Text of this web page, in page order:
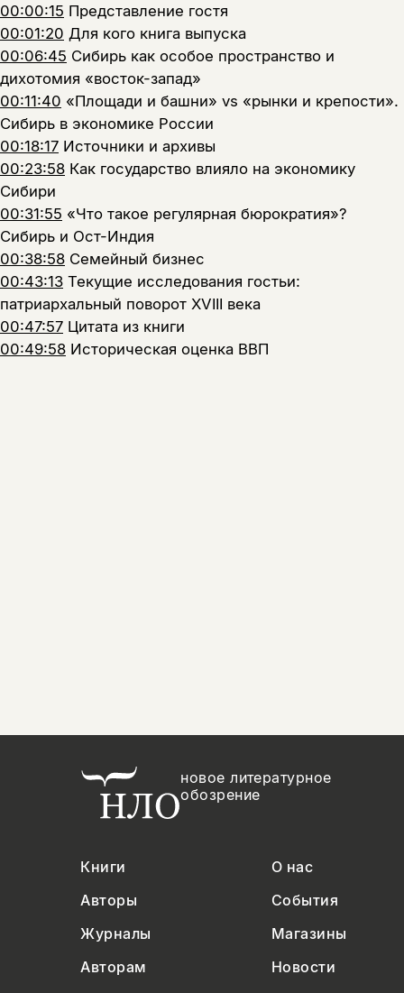
00:00:15 Представление гостя
00:01:20 Для кого книга выпуска
00:06:45 Сибирь как особое пространство и
дихотомия «восток-запад»
00:11:40 «Площади и башни» vs «рынки и крепости».
Сибирь в экономике России
00:18:17 Источники и архивы
00:23:58 Как государство влияло на экономику
Сибири
00:31:55 «Что такое регулярная бюрократия»?
Сибирь и Ост-Индия
00:38:58 Семейный бизнес
00:43:13 Текущие исследования гостьи:
патриархальный поворот XVIII века
00:47:57 Цитата из книги
00:49:58 Историческая оценка ВВП
новое литературное
обозрение
Книги
О нас
Авторы
События
Журналы
Магазины
Авторам
Новости